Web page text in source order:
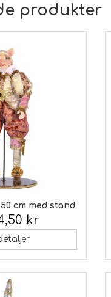
produkter
cm med stand
kr